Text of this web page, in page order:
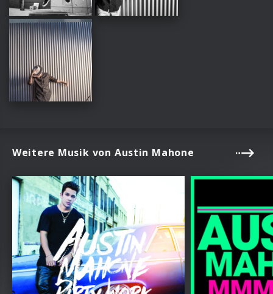
Weitere Musik von Austin Mahone